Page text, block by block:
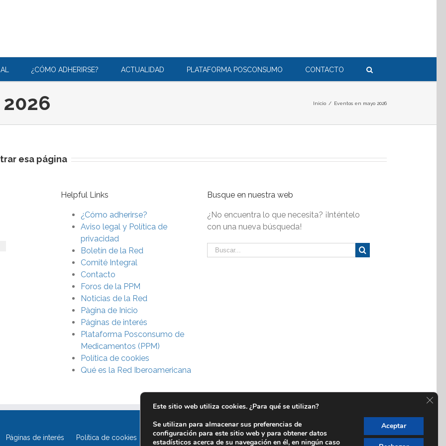
¿CÓMO ADHERIRSE? ACTUALIDAD PLATAFORMA POSCONSUMO CONTACTO
Inicio / Eventos en mayo 2026
esa página
Helpful Links
¿Cómo adherirse?
Aviso legal y Política de
privacidad
Boletín de la Red
Comité Integral
Contacto
Foros de la PPM
Noticias de la Red
Pàgina de Inicio
Páginas de interés
Plataforma Posconsumo de
Medicamentos (PPM)
Política de cookies
Qué es la Red Iberoamericana
Busque en nuestra web
¿No encuentra lo que necesita? ¡Inténtelo
con una nueva búsqueda!
Páginas de interés Política de cookies Política de privacidad
Este sitio web utiliza cookies. ¿Para qué se utilizan?
Se utilizan para almacenar sus preferencias de
configuración para este sitio web y para obtener datos
estadísticos acerca de su navegación en él, en ningún caso
Aceptar